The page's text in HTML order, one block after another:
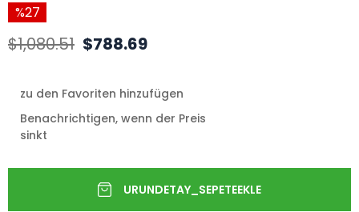
27
$1,080.51 $788.69
zu den Favoriten hinzufügen
Benachrichtigen, wenn der Preis
sinkt